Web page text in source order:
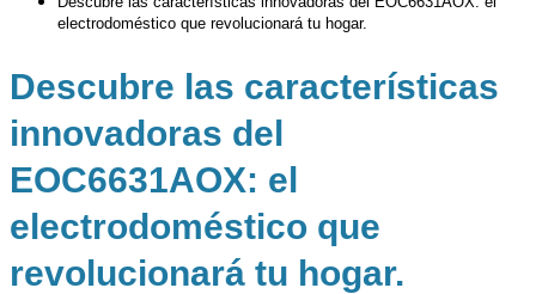
electrodoméstico que revolucionará tu hogar.
Descubre las características
innovadoras del
EOC6631AOX: el
electrodoméstico que
revolucionará tu hogar.